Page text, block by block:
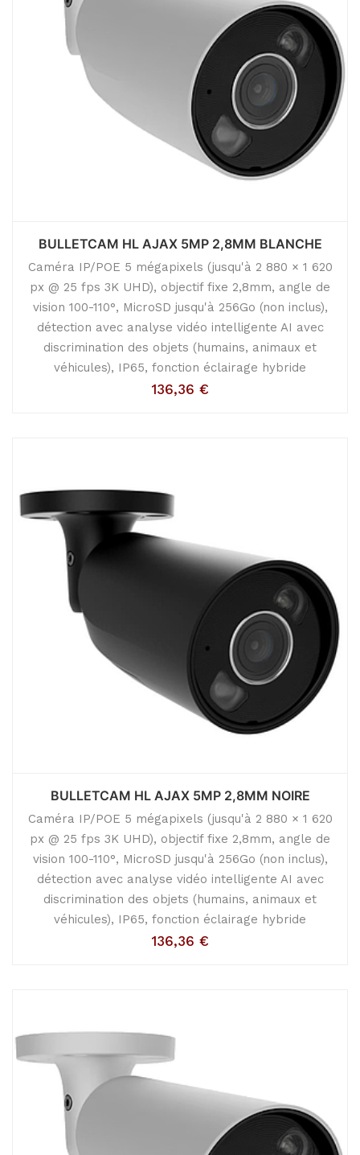
BULLETCAM HL AJAX 5MP 2,8MM BLANCHE
Caméra IP/POE 5 mégapixels (jusqu'à 2 880 × 1 620
px @ 25 fps 3K UHD), objectif fixe 2,8mm, angle de
vision 100-110°, MicroSD jusqu'à 256Go (non inclus),
détection avec analyse vidéo intelligente AI avec
discrimination des objets (humains, animaux et
véhicules), IP65, fonction éclairage hybride
136,36 €
BULLETCAM HL AJAX 5MP 2,8MM NOIRE
Caméra IP/POE 5 mégapixels (jusqu'à 2 880 × 1 620
px @ 25 fps 3K UHD), objectif fixe 2,8mm, angle de
vision 100-110°, MicroSD jusqu'à 256Go (non inclus),
détection avec analyse vidéo intelligente AI avec
discrimination des objets (humains, animaux et
véhicules), IP65, fonction éclairage hybride
136,36 €